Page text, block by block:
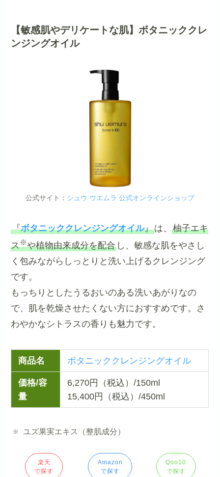
【敏感肌やデリケートな肌】ボタニッククレ
ンジングオイル
公式サイト： シュウ ウエムラ 公式オンラインショップ
『ボタニッククレンジングオイル』は、柚子エキ
ス※や植物由来成分を配合 し、敏感な肌をやさし
く包みながらしっとりと洗い上げるクレンジング
です。
もっちりとしたうるおいのある洗いあがりなの
で、肌を乾燥させたくない方におすすめです。さ
わやかなシトラスの香りも魅力です。
商品名 ボタニッククレンジングオイル
価格/容
量
6,270円（税込）/150ml
15,400円（税込）/450ml
ユズ果実エキス（整肌成分）
楽天
で探す
Amazon
で探す
Qoo10
で探す